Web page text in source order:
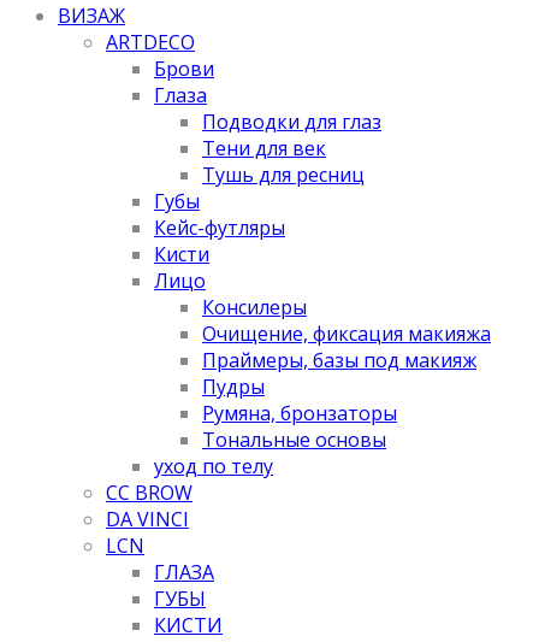
ВИЗАЖ
ARTDECO
Брови
Глаза
Подводки для глаз
Тени для век
Тушь для ресниц
Губы
Кейс-футляры
Кисти
Лицо
Консилеры
Очищение, фиксация макияжа
Праймеры, базы под макияж
Пудры
Румяна, бронзаторы
Тональные основы
уход по телу
CC BROW
DA VINCI
LCN
ГЛАЗА
ГУБЫ
КИСТИ